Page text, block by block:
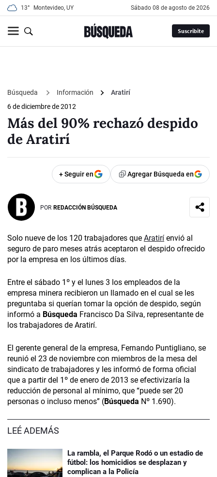
13° Montevideo, UY sábado 08 de agosto de 2026
Suscribite
Búsqueda Información
Aratirí
6 de diciembre de 2012
Más del 90% rechazó despido
de Aratirí
+ Seguir en Agregar Búsqueda en
POR REDACCIÓN BÚSQUEDA
Solo nueve de los 120 trabajadores que Aratirí envió al
seguro de paro meses atrás aceptaron el despido ofrecido
por la empresa en los últimos días.
Entre el sábado 1º y el lunes 3 los empleados de la
empresa minera recibieron un llamado en el cual se les
preguntaba si querían tomar la opción de despido, según
informó a Búsqueda Francisco Da Silva, representante de
los trabajadores de Aratirí.
El gerente general de la empresa, Fernando Puntigliano, se
reunió el 23 de noviembre con miembros de la mesa del
sindicato de trabajadores y les informó de forma oficial
que a partir del 1º de enero de 2013 se efectivizaría la
reducción de personal al mínimo, que “puede ser 20
personas o incluso menos” (Búsqueda Nº 1.690).
LEÉ ADEMÁS
La rambla, el Parque Rodó o un estadio de
fútbol: los homicidios se desplazan y
complican a la Policía